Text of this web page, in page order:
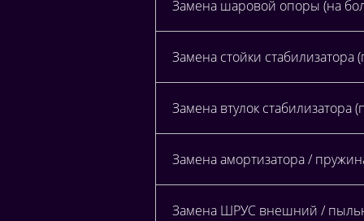
Замена шаровой опоры (на
Замена стойки стабилизатора
Замена втулок стабилизатора
Замена амортизатора /
Замена ШРУС внешний /